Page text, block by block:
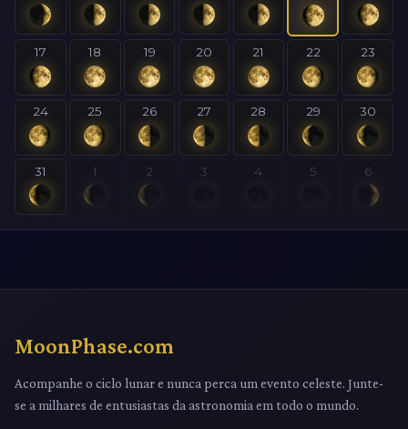
17 18 19 20 21 22 23
24 25 26 27 28 29 30
31 1 2 3 4 5 6
MoonPhase.com
Acompanhe o ciclo lunar e nunca perca um evento celeste. Junte-
se a milhares de entusiastas da astronomia em todo o mundo.